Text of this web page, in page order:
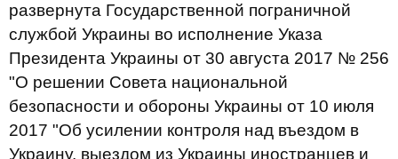
развернута Государственной пограничной
службой Украины во исполнение Указа
Президента Украины от 30 августа 2017 № 256
"О решении Совета национальной
безопасности и обороны Украины от 10 июля
2017 "Об усилении контроля над въездом в
Украину, выездом из Украины иностранцев и